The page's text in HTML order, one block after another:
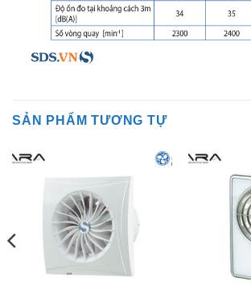
SẢN PHẨM TƯƠNG TỰ